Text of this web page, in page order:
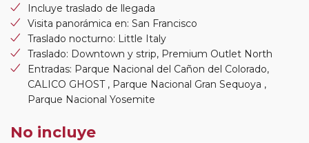
Incluye traslado de llegada
Visita panorámica en: San Francisco
Traslado nocturno: Little Italy
Traslado: Downtown y strip, Premium Outlet North
Entradas: Parque Nacional del Cañon del Colorado,
CALICO GHOST , Parque Nacional Gran Sequoya ,
Parque Nacional Yosemite
No incluye